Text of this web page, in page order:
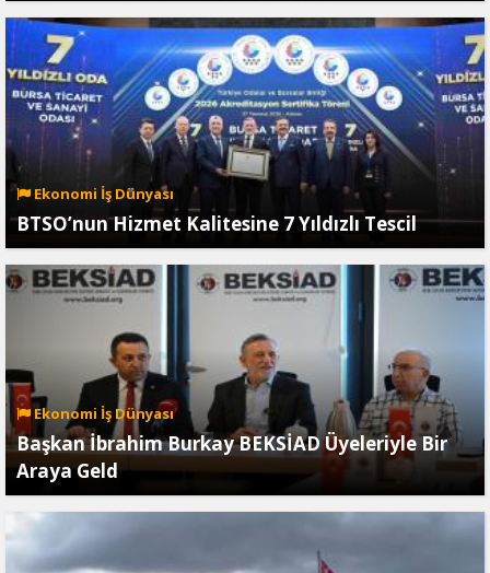
Ekonomi İş Dünyası
BTSO’nun Hizmet Kalitesine 7 Yıldızlı Tescil
Ekonomi İş Dünyası
Başkan İbrahim Burkay BEKSİAD Üyeleriyle Bir
Araya Geld